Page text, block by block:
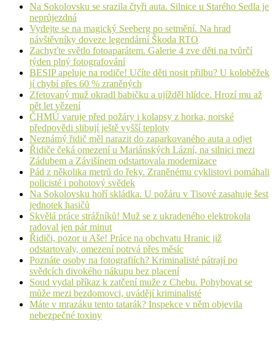
Na Sokolovsku se srazila čtyři auta. Silnice u Starého Sedla je
neprůjezdná
Vydejte se na magický Seeberg po setmění. Na hrad
návštěvníky doveze legendární Škoda RTO
Zachyťte světlo fotoaparátem. Galerie 4 zve děti na tvůrčí
týden plný fotografování
BESIP apeluje na rodiče! Učíte děti nosit přilbu? U koloběžek
jí chybí přes 60 % zraněných
Zfetovaný muž okradl babičku a ujížděl hlídce. Hrozí mu až
pět let vězení
ČHMÚ varuje před požáry i kolapsy z horka, norské
předpovědi slibují ještě vyšší teploty
Neznámý řidič měl narazit do zaparkovaného auta a odjet
Řidiče čeká omezení u Mariánských Lázní, na silnici mezi
Zádubem a Závišínem odstartovala modernizace
Pád z několika metrů do řeky. Zraněnému cyklistovi pomáhali
policisté i pohotový svědek
Na Sokolovsku hoří skládka. U požáru v Tisové zasahuje šest
jednotek hasičů
Skvělá práce strážníků! Muž se z ukradeného elektrokola
radoval jen pár minut
Řidiči, pozor u Aše! Práce na obchvatu Hranic již
odstartovaly, omezení potrvá přes měsíc
Poznáte osoby na fotografiích? Kriminalisté pátrají po
svědcích divokého nákupu bez placení
Soud vydal příkaz k zatčení muže z Chebu. Pohybovat se
může mezi bezdomovci, uvádějí kriminalisté
Máte v mrazáku tento tatarák? Inspekce v něm objevila
nebezpečné toxiny